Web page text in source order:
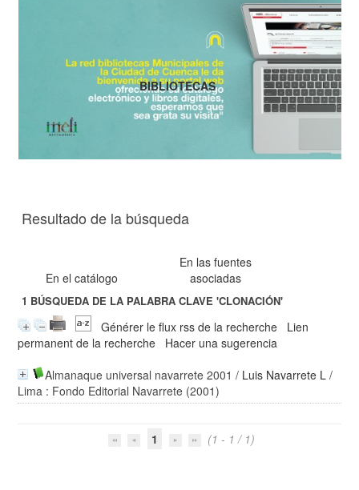
Resultado de la búsqueda
En el catálogo
En las fuentes
asociadas
1 BÚSQUEDA DE LA PALABRA CLAVE'CLONACIÓN'
Générer le flux rss de la recherche
Lien
permanent de la recherche
Hacer una sugerencia
Almanaque universal navarrete 2001 / Luis Navarrete L /
Lima : Fondo Editorial Navarrete (2001)
1 (1 - 1 / 1)
BIBLIOTECAS